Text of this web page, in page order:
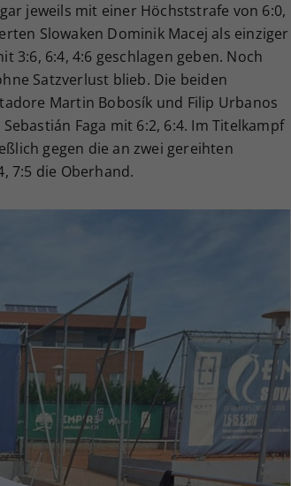
jeweils mit einer Höchststrafe von 6:0,
Slowaken Dominik Macej als einziger
3:6, 6:4, 4:6 geschlagen geben. Noch
Satzverlust blieb. Die beiden
Martin Bobosík und Filip Urbanos
Faga mit 6:2, 6:4. Im Titelkampf
gegen die an zwei gereihten
7:5 die Oberhand.